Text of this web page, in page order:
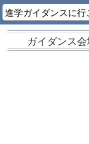
進学ガイダンスに行
ガイダンス